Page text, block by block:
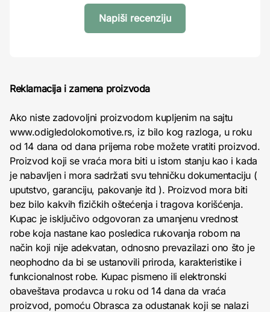
Napiši recenziju
Reklamacija i zamena proizvoda
Ako niste zadovoljni proizvodom kupljenim na sajtu
www.odigledolokomotive.rs, iz bilo kog razloga, u roku
od 14 dana od dana prijema robe možete vratiti proizvod.
Proizvod koji se vraća mora biti u istom stanju kao i kada
je nabavljen i mora sadržati svu tehničku dokumentaciju (
uputstvo, garanciju, pakovanje itd ). Proizvod mora biti
bez bilo kakvih fizičkih oštećenja i tragova korišćenja.
Kupac je isključivo odgovoran za umanjenu vrednost
robe koja nastane kao posledica rukovanja robom na
način koji nije adekvatan, odnosno prevazilazi ono što je
neophodno da bi se ustanovili priroda, karakteristike i
funkcionalnost robe. Kupac pismeno ili elektronski
obaveštava prodavca u roku od 14 dana da vraća
proizvod, pomoću Obrasca za odustanak koji se nalazi